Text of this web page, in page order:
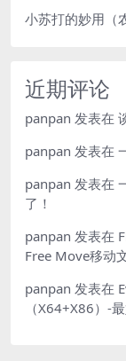
小苏打的妙用（
近期评论
panpan 发表在
panpan 发表在
panpan 发表在
了！
panpan 发表在
Free Move移动
panpan 发表在
（X64+X86）-